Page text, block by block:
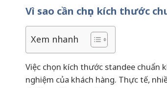
Vì sao cần chọn kích thước
Xem nhanh
Việc chọn kích thước standee chuẩn
nghiệm của khách hàng. Thực tế,